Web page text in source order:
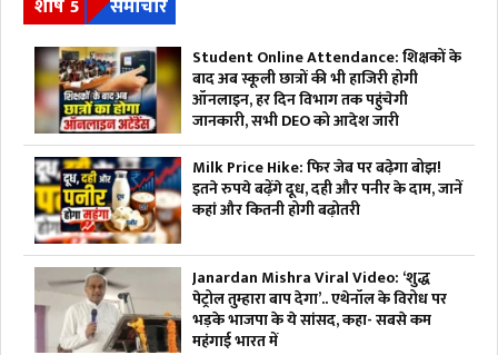
शीर्ष 5 समाचार
Student Online Attendance: शिक्षकों के
बाद अब स्कूली छात्रों की भी हाजिरी होगी
ऑनलाइन, हर दिन विभाग तक पहुंचेगी
जानकारी, सभी DEO को आदेश जारी
Milk Price Hike: फिर जेब पर बढ़ेगा बोझ!
इतने रुपये बढ़ेंगे दूध, दही और पनीर के दाम, जानें
कहां और कितनी होगी बढ़ोतरी
Janardan Mishra Viral Video: ‘शुद्ध
पेट्रोल तुम्हारा बाप देगा’.. एथेनॉल के विरोध पर
भड़के भाजपा के ये सांसद, कहा- सबसे कम
महंगाई भारत में